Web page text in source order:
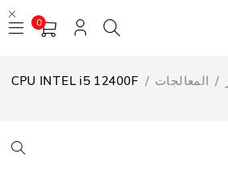
0
المعالجات /
CPU INTEL i5 12400F